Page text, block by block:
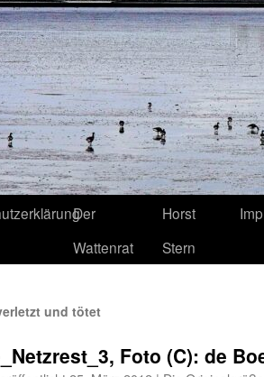
Der
Wattenrat
Horst
Stern
und tötet
Foto (C): de